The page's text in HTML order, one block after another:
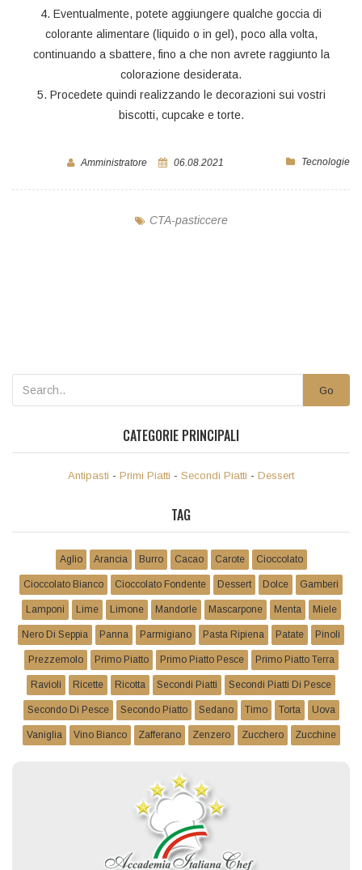
4. Eventualmente, potete aggiungere qualche goccia di
colorante alimentare (liquido o in gel), poco alla volta,
continuando a sbattere, fino a che non avrete raggiunto la
colorazione desiderata.
5. Procedete quindi realizzando le decorazioni sui vostri
biscotti, cupcake e torte.
Amministratore 06.08.2021 Tecnologie
CTA-pasticcere
Go
CATEGORIE PRINCIPALI
Antipasti - Primi Piatti - Secondi Piatti - Dessert
TAG
Aglio Arancia Burro Cacao Carote Cioccolato
Cioccolato Bianco Cioccolato Fondente Dessert Dolce Gamberi
Lamponi Lime Limone Mandorle Mascarpone Menta Miele
Nero Di Seppia Panna Parmigiano Pasta Ripiena Patate Pinoli
Prezzemolo Primo Piatto Primo Piatto Pesce Primo Piatto Terra
Ravioli Ricette Ricotta Secondi Piatti Secondi Piatti Di Pesce
Secondo Di Pesce Secondo Piatto Sedano Timo Torta Uova
Vaniglia Vino Bianco Zafferano Zenzero Zucchero Zucchine